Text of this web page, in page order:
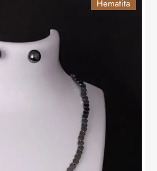
Hematita